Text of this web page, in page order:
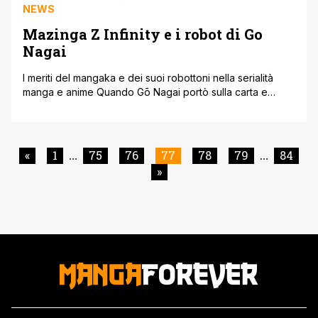
NEWS
Mazinga Z Infinity e i robot di Go
Nagai
I meriti del mangaka e dei suoi robottoni nella serialità
manga e anime Quando Gō Nagai portò sulla carta e
robottoni che venivano pilotati all’interno da persone
umane. Prima [']
« 1 ... 75 76 77 78 79 ...
84
»